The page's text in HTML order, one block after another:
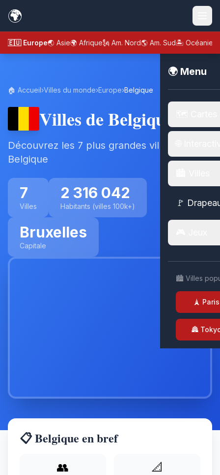
🌍
🇪🇺 Europe🌏 Asie🌍 Afrique🗽 Am. Nord🌎 Am. Sud🏝️ Océanie
🌍 Menu
🚩
🏙️ Villes
🗼 Paris
🏯
🏠 Accueil›Villes du monde›Europe›Belgique
Villes de Belgique
Découvrez les 7 plus grandes villes de
Belgique
7
Villes
2 316 042
Habitants (villes 100k+)
Bruxelles
Capitale
📋 Belgique en bref
👥 📐